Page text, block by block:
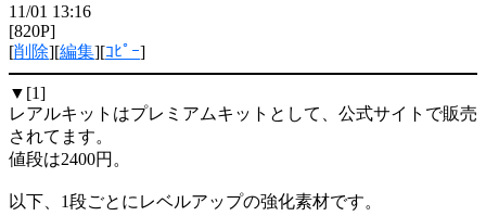
11/01 13:16
[820P]
[削除][編集][ｺﾋﾟｰ]
▼[1]
レアルキットはプレミアムキットとして、公式サイトで販売
されてます。
値段は2400円。
以下、1段ごとにレベルアップの強化素材です。